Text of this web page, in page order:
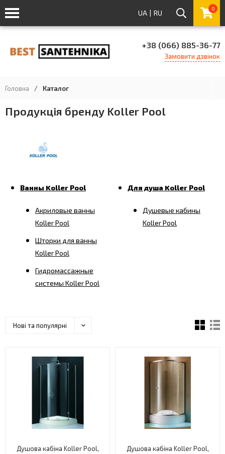
UA | RU 0
+38 (066) 885-36-77
Замовити дзвінок
Головна / Каталог
Продукція бренду Koller Pool
Ванны Koller Pool
Акриловые ванны
Koller Pool
Шторки для ванны
Koller Pool
Гидромассажные
системы Koller Pool
Для душа Koller Pool
Душевые кабины
Koller Pool
Нові та популярні
Душова кабіна Koller Pool,
Душова кабіна Koller Pool,